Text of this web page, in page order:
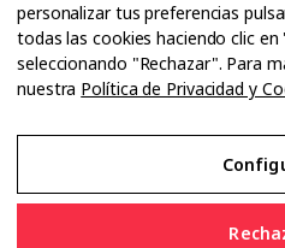
Dossier
Anuarios
Ofertas de empleo
personalizar tus preferencias
todas las cookies haciendo clic
seleccionando "Rechazar". Para
nuestra Política de Privacidad y
Aviso